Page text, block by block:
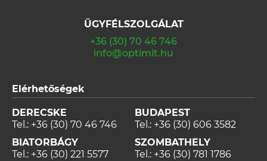
ÜGYFÉLSZOLGÁLAT
+36 (30) 70 46 746
info@optimit.hu
Elérhetőségek
DERECSKE
Tel.: +36 (30) 70 46 746
BIATORBÁGY
Tel.: +36 (30) 221 5577
BUDAPEST
Tel.: +36 (30) 606 3582
SZOMBATHELY
Tel.: +36 (30) 781 1786